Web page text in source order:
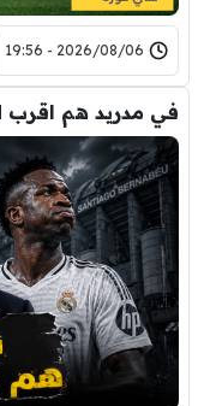
2026/08/06 - 19:56
في مدريد هم اقرب